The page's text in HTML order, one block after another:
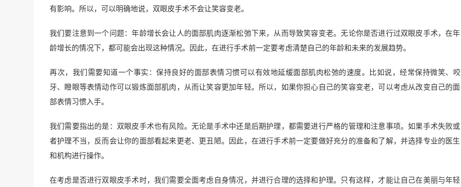
有影响。所以，可以明确地说，双眼皮手术不会让笑容变老。
我们要注意到一个问题：年龄增长会让人的面部肌肉逐渐松弛下来，从而导致笑容变老。无论你是否进行过双眼皮手术，在年
龄增长的情况下，都可能会出现这种情况。因此，在进行手术前一定要考虑清楚自己的年龄和未来的发展趋势。
再次，我们需要知道一个事实：保持良好的面部表情习惯可以有效地延缓面部肌肉松弛的速度。比如说，经常保持微笑、咬
牙、瞪眼等表情动作可以锻炼面部肌肉，从而让笑容更加年轻。所以，如果你担心自己的笑容变老，可以考虑从改变自己的面
部表情习惯入手。
我们需要指出的是：双眼皮手术也有风险。无论是手术中还是后期护理，都需要进行严格的管理和注意事项。如果手术失败或
者护理不当，反而会让你的面部看起来更老、更丑陋。因此，在进行手术前一定要做好充分的准备和了解，并选择专业的医生
和机构进行操作。
在考虑是否进行双眼皮手术时，我们需要全面考虑自身情况，并进行合理的选择和护理。只有这样，才能让自己在美丽与年轻